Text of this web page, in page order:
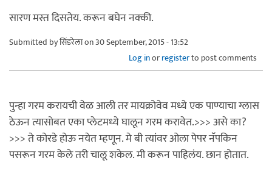
सारण मस्त दिसतेय. करून बघेन नक्की.
Submitted byसिंडरेलाon 30 September, 2015 - 13:52
Log inorregisterto post comments
पुन्हा गरम करायची वेळ आली तर मायक्रोवेव मध्ये एक पाण्याचा ग्लास
ठेऊन त्यासोबत एका प्लेटमध्ये घालून गरम करावेत.>>> असे का?
>>> ते कोरडे होऊ नयेत म्हणून. मे बी त्यांवर ओला पेपर नॅपकिन
पसरून गरम केले तरी चालू शकेल. मी करून पाहिलंय. छान होतात.